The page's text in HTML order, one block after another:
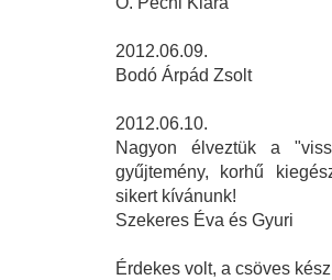
2012.06.09.
Bodó Árpád Zsolt
2012.06.10.
Nagyon élveztük a
gyűjtemény, korhű
sikert kívánunk!
Szekeres Éva és Gyuri
Érdekes volt, a csöves